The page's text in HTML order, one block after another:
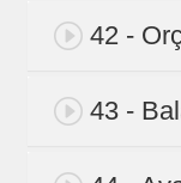
42 -
43 -